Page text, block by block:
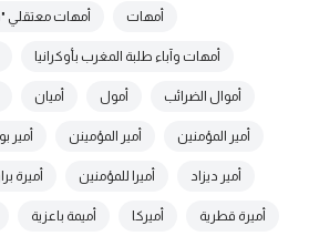
أمهات أمهات معتقلي
أمهات وآباء طلبة المغرب بأوكرانيا
أموال الضرائب أمول أميان
أمير المؤمنين أمير المؤمينن أمير
أمير ديزاد أميرا للمؤمنين أميرة
أميرة قطرية أميركا أميمة باعزية